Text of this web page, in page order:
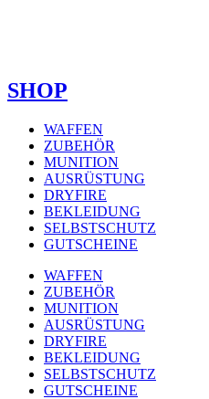
SHOP
WAFFEN
ZUBEHÖR
MUNITION
AUSRÜSTUNG
DRYFIRE
BEKLEIDUNG
SELBSTSCHUTZ
GUTSCHEINE
WAFFEN
ZUBEHÖR
MUNITION
AUSRÜSTUNG
DRYFIRE
BEKLEIDUNG
SELBSTSCHUTZ
GUTSCHEINE